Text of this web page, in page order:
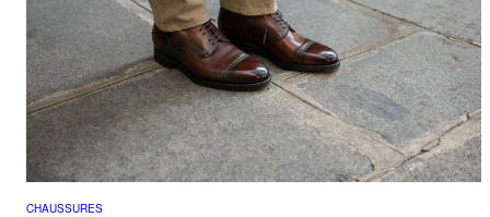
CHAUSSURES